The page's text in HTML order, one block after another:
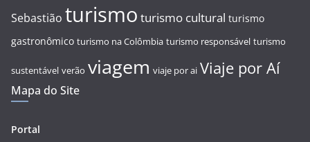
Sebastião turismo turismo cultural turismo
gastronômico turismo na Colômbia turismo responsável turismo
sustentável verão viagem viaje por ai Viaje por Aí
Mapa do Site
Portal